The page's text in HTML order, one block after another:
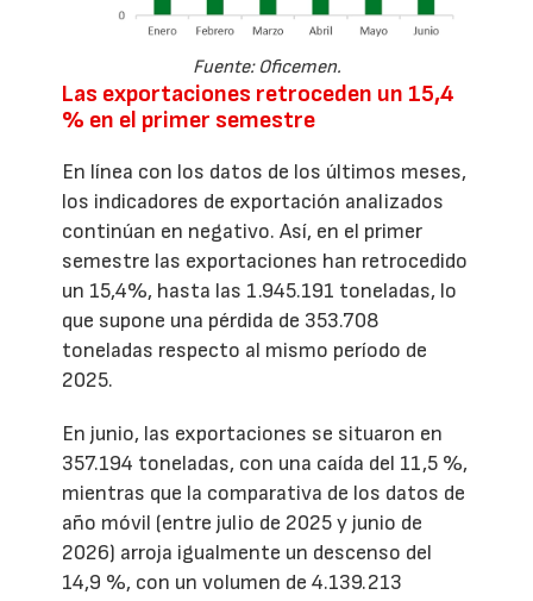
Fuente: Oficemen.
Las exportaciones retroceden un 15,4
% en el primer semestre
En línea con los datos de los últimos meses,
los indicadores de exportación analizados
continúan en negativo. Así, en el primer
semestre las exportaciones han retrocedido
un 15,4%, hasta las 1.945.191 toneladas, lo
que supone una pérdida de 353.708
toneladas respecto al mismo período de
2025.
En junio, las exportaciones se situaron en
357.194 toneladas, con una caída del 11,5 %,
mientras que la comparativa de los datos de
año móvil (entre julio de 2025 y junio de
2026) arroja igualmente un descenso del
14,9 %, con un volumen de 4.139.213